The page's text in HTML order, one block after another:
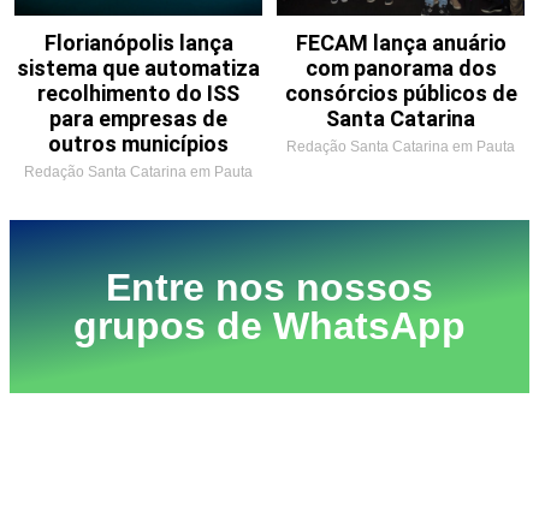
Florianópolis lança
sistema que automatiza
recolhimento do ISS
para empresas de
outros municípios
Redação Santa Catarina em Pauta
FECAM lança anuário
com panorama dos
consórcios públicos de
Santa Catarina
Redação Santa Catarina em Pauta
Entre nos nossos
grupos de WhatsApp